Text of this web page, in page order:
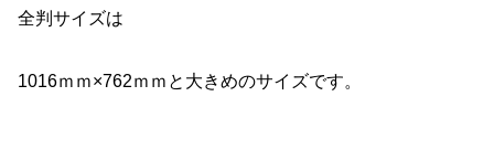
全判サイズは
1016ｍｍ×762ｍｍと大きめのサイズです。